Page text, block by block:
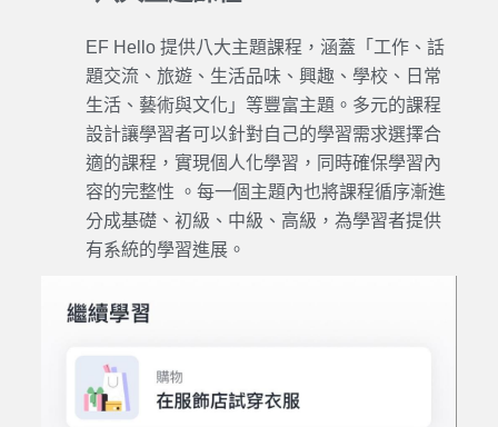
EF Hello 提供八大主題課程 ，涵蓋「工作、話
題交流、旅遊、生活品味、興趣、學校、日常
生活、藝術與文化」等豐富主題。多元的課程
設計讓學習者可以針對自己的學習需求選擇合
適的課程，實現個人化學習 ，同時確保學習內
容的完整性 。每一個主題內也將課程循序漸進
分成基礎、初級、中級、高級，為學習者提供
有系統的學習進展。